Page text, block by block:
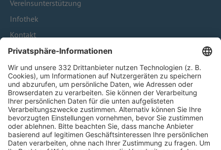
Vereinsunterstützung
Infothek
Kontakt
HÄUFIG BESUCHTE SEITEN
Pässe und Vereinswechsel
Trainerausbildung
Schulungsangebot Vereinsmitarbeiter
BFV-Geschäftsstellen
Trainerbörse